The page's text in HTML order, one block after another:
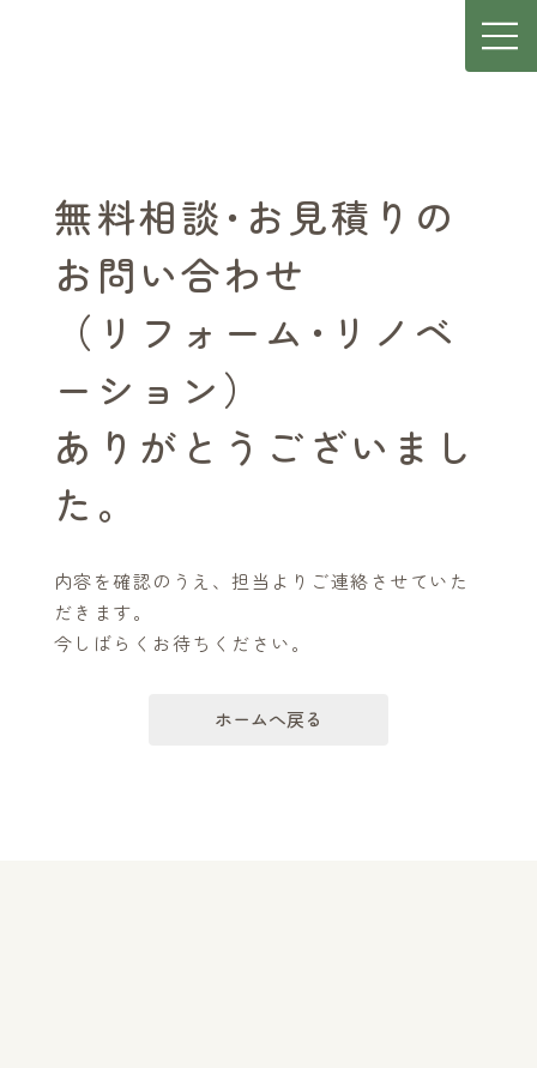
無料相談･お見積りの
お問い合わせ
（リフォーム･リノベ
ーション）
ありがとうございまし
た。
内容を確認のうえ、担当よりご連絡させていた
だきます。
今しばらくお待ちください。
ホームへ戻る